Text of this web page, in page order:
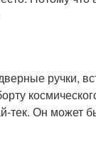
ручки,
тек. Он может